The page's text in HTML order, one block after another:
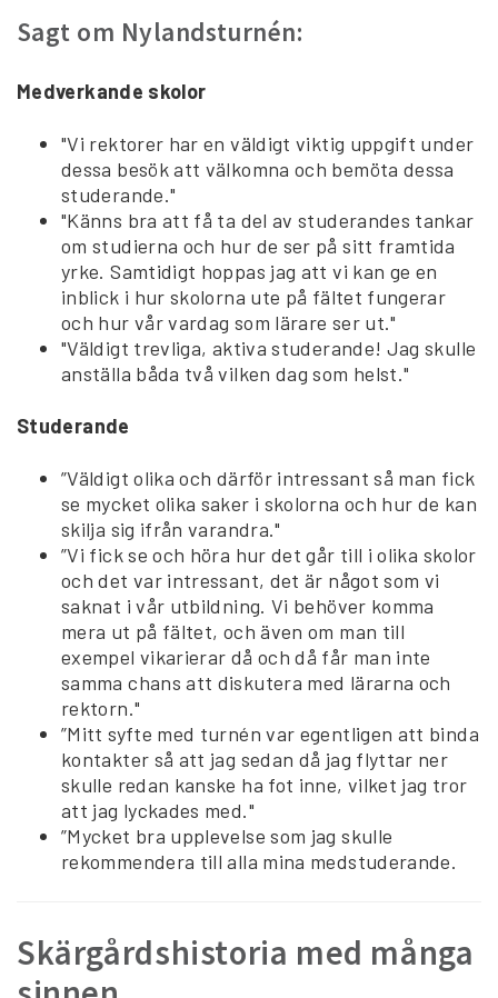
Sagt om Nylandsturnén:
Medverkande skolor
"Vi rektorer har en väldigt viktig uppgift under
dessa besök att välkomna och bemöta dessa
studerande."
"Känns bra att få ta del av studerandes tankar
om studierna och hur de ser på sitt framtida
yrke. Samtidigt hoppas jag att vi kan ge en
inblick i hur skolorna ute på fältet fungerar
och hur vår vardag som lärare ser ut."
"Väldigt trevliga, aktiva studerande! Jag skulle
anställa båda två vilken dag som helst."
Studerande
”Väldigt olika och därför intressant så man fick
se mycket olika saker i skolorna och hur de kan
skilja sig ifrån varandra."
”Vi fick se och höra hur det går till i olika skolor
och det var intressant, det är något som vi
saknat i vår utbildning. Vi behöver komma
mera ut på fältet, och även om man till
exempel vikarierar då och då får man inte
samma chans att diskutera med lärarna och
rektorn."
”Mitt syfte med turnén var egentligen att binda
kontakter så att jag sedan då jag flyttar ner
skulle redan kanske ha fot inne, vilket jag tror
att jag lyckades med."
”Mycket bra upplevelse som jag skulle
rekommendera till alla mina medstuderande.
Skärgårdshistoria med många